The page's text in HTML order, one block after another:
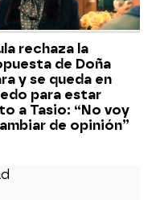
rechaza la
de Doña
y se queda en
para estar
a Tasio: “No voy
de opinión”